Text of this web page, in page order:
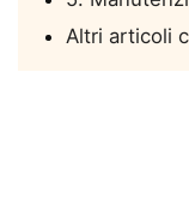
Altri articoli